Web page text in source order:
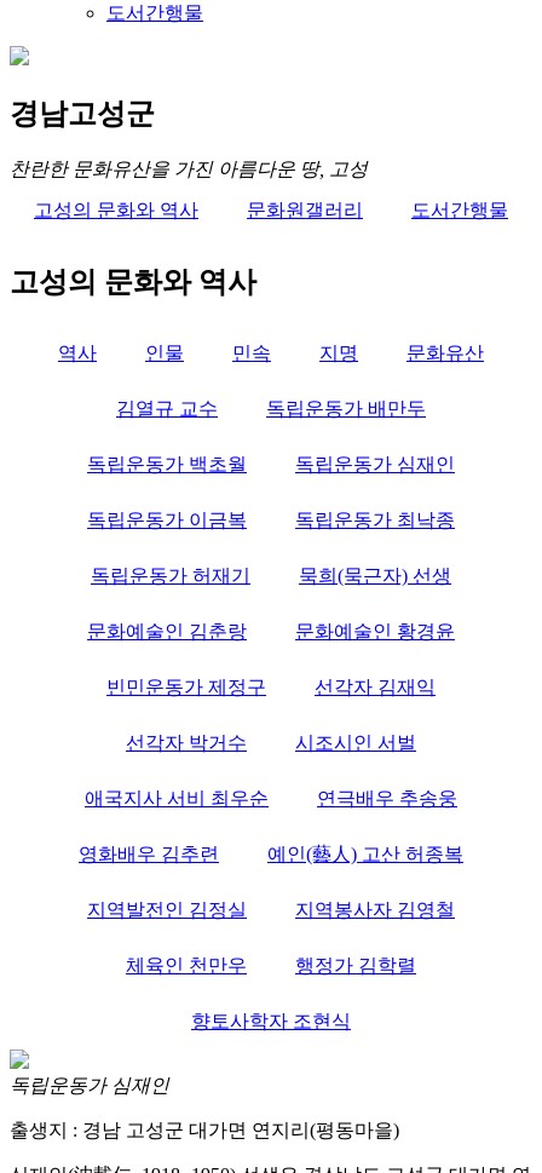
도서간행물
경남고성군
찬란한 문화유산을 가진 아름다운 땅, 고성
고성의 문화와 역사
문화원갤러리 도서간행물
고성의 문화와 역사
역사 인물 민속 지명 문화유산
김열규 교수 독립운동가 배만두
독립운동가 백초월 독립운동가 심재인
독립운동가 이금복 독립운동가 최낙종
독립운동가 허재기 묵희(묵근자) 선생
문화예술인 김춘랑 문화예술인 황경윤
빈민운동가 제정구 선각자 김재익
선각자 박거수 시조시인 서벌
애국지사 서비 최우순 연극배우 추송웅
영화배우 김추련 예인(藝人) 고산 허종복
지역발전인 김정실 지역봉사자 김영철
체육인 천만우 행정가 김학렬
향토사학자 조현식
독립운동가 심재인
출생지 : 경남 고성군 대가면 연지리(평동마을)